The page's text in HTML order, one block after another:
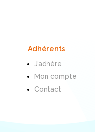
Adhérents
J’adhère
Mon compte
Contact